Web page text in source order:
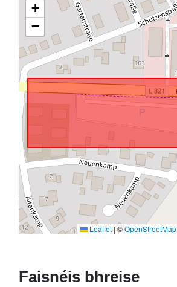
+
−
Leaflet | ©OpenStreetMap
Faisnéis bhreise